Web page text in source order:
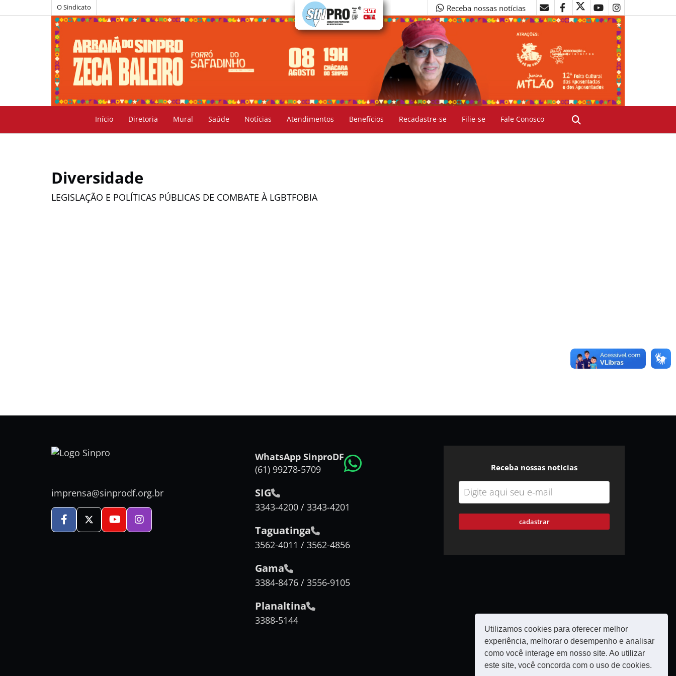
Utilizamos cookies para oferecer melhor
experiência, melhorar o desempenho e analisar
como você interage em nosso site. Ao utilizar
este site, você concorda com o uso de cookies.
O Sindicato Receba nossas notícias
Início Diretoria Mural Saúde Notícias Atendimentos Benefícios Recadastre-se Filie-se Fale Conosco
Diversidade
LEGISLAÇÃO E POLÍTICAS PÚBLICAS DE COMBATE À LGBTFOBIA
imprensa@sinprodf.org.br
WhatsApp SinproDF
(61) 99278-5709
SIG
3343-4200 / 3343-4201
Taguatinga
3562-4011 / 3562-4856
Gama
3384-8476 / 3556-9105
Planaltina
3388-5144
Receba nossas notícias
cadastrar